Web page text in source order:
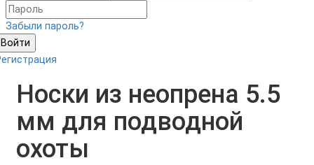
Забыли пароль?
Войти
Носки из неопрена 5.5
мм для подводной
охоты